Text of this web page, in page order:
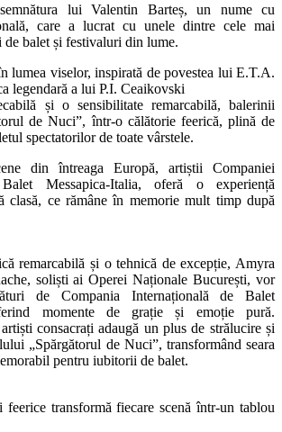
lui Valentin Barteș, un nume cu
care a lucrat cu unele dintre cele mai
balet și festivaluri din lume.
lumea viselor, inspirată de povestea lui E.T.A.
legendară a lui P.I. Ceaikovski
și o sensibilitate remarcabilă, balerinii
de Nuci”, într-o călătorie feerică, plină de
spectatorilor de toate vârstele.
din întreaga Europă, artiștii Companiei
Messapica-Italia, oferă o experiență
clasă, ce rămâne în memorie mult timp după
remarcabilă și o tehnică de excepție, Amyra
soliști ai Operei Naționale București, vor
de Compania Internațională de Balet
momente de grație și emoție pură.
consacrați adaugă un plus de strălucire și
„Spărgătorul de Nuci”, transformând seara
pentru iubitorii de balet.
feerice transformă fiecare scenă într-un tablou